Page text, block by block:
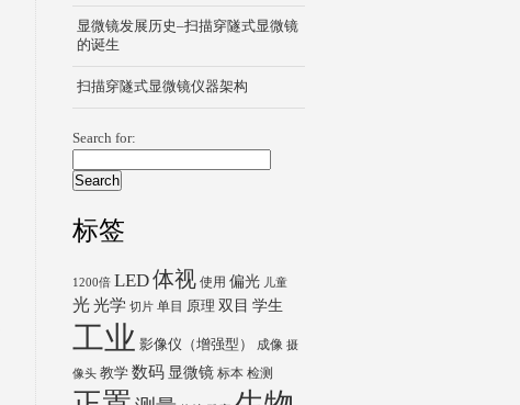
显微镜发展历史–扫描穿隧式显微镜
的诞生
扫描穿隧式显微镜仪器架构
Search for:
标签
1200倍 LED体视 使用 偏光 儿童
光光学 切片 单目 原理 双目 学生
工业 影像仪（增强型） 成像 摄
像头 教学 数码 显微镜 标本 检测